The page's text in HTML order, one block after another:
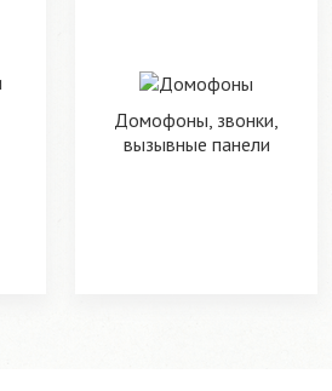
Домофоны, звонки,
вызывные панели